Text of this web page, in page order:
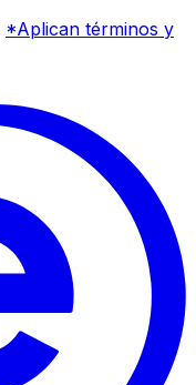
*Aplican términos y